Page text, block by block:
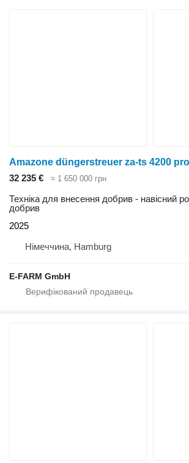
Amazone düngerstreuer za-ts 4200
32 235 €
≈ 1 650 000 грн
Техніка для внесення добрив - навісний
добрив
2025
Німеччина, Hamburg
E-FARM GmbH